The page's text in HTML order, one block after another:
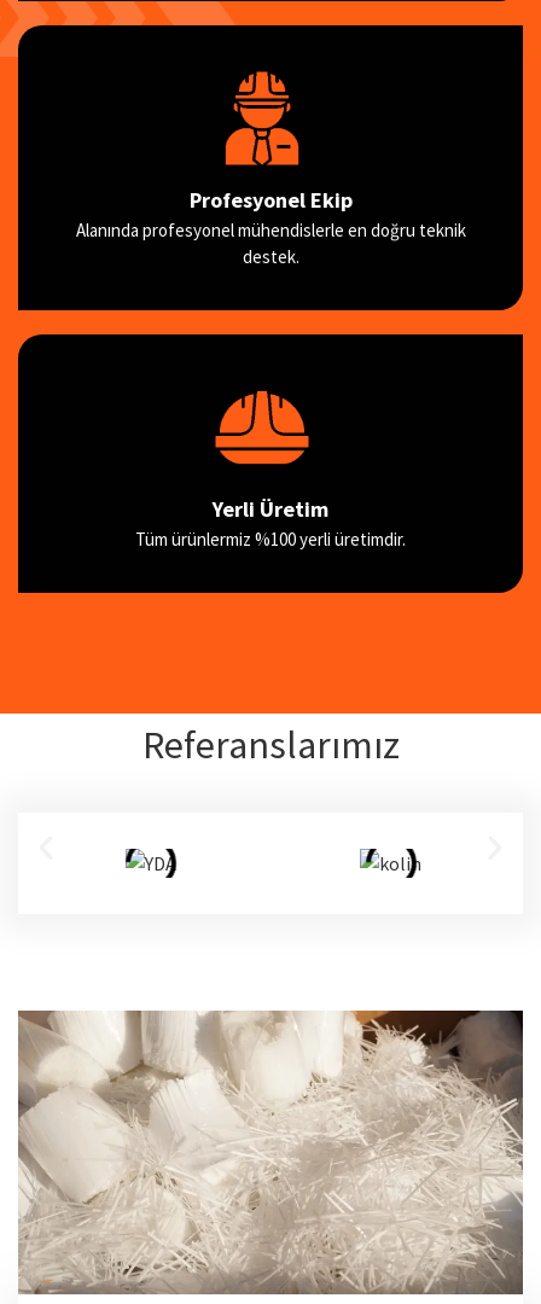
Profesyonel Ekip
Alanında profesyonel mühendislerle en doğru teknik
destek.
Yerli Üretim
Tüm ürünlermiz %100 yerli üretimdir.
Referanslarımız